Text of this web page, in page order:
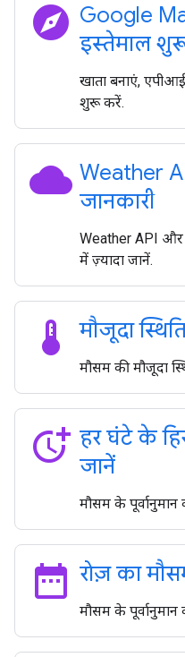
explore Google
इस्तेमाल
खाता बनाएं,
शुरू करें.
cloud Weather
जानकारी
Weather API और
में ज़्यादा जानें.
thermostat मौजूदा
मौसम की मौजूदा
more_time हर घंटे के
जानें
मौसम के
date_range रोज़ का
मौसम के पूर्वानुमान